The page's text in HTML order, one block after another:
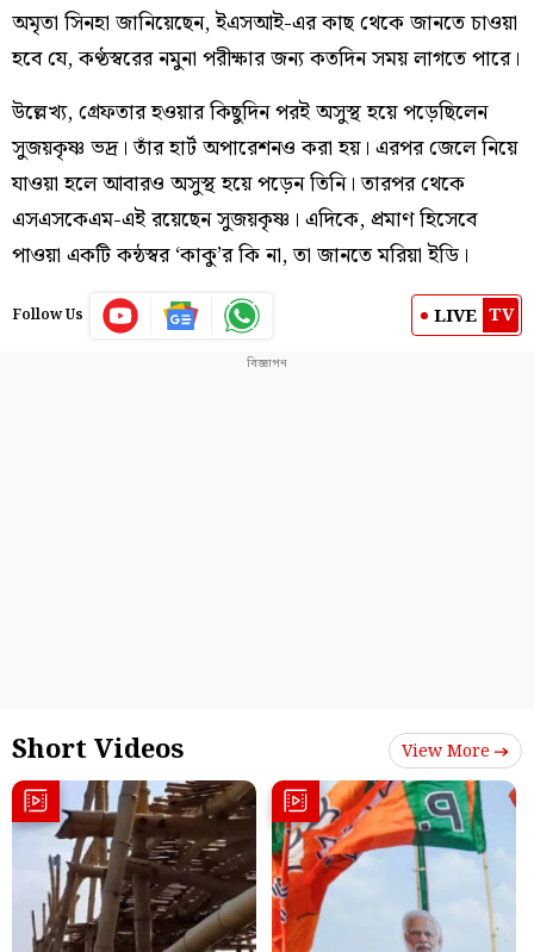
অমৃতা সিনহা জানিয়েছেন, ইএসআই-এর কাছ থেকে জানতে চাওয়া
হবে যে, কণ্ঠস্বরের নমুনা পরীক্ষার জন্য কতদিন সময় লাগতে পারে।
উল্লেখ্য, গ্রেফতার হওয়ার কিছুদিন পরই অসুস্থ হয়ে পড়েছিলেন
সুজয়কৃষ্ণ ভদ্র। তাঁর হার্ট অপারেশনও করা হয়। এরপর জেলে নিয়ে
যাওয়া হলে আবারও অসুস্থ হয়ে পড়েন তিনি। তারপর থেকে
এসএসকেএম-এই রয়েছেন সুজয়কৃষ্ণ। এদিকে, প্রমাণ হিসেবে
পাওয়া একটি কন্ঠস্বর ‘কাকু’র কি না, তা জানতে মরিয়া ইডি।
Follow Us LIVE TV
Short Videos View More